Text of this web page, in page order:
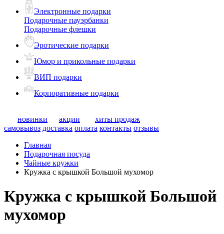
Электронные подарки
Подарочные пауэрбанки
Подарочные флешки
Эротические подарки
Юмор и прикольные подарки
ВИП подарки
Корпоративные подарки
новинки акции
хиты продаж
самовывоз доставка оплата контакты отзывы
Главная
Подарочная посуда
Чайные кружки
Кружка с крышкой Большой мухомор
Кружка с крышкой Большой
мухомор